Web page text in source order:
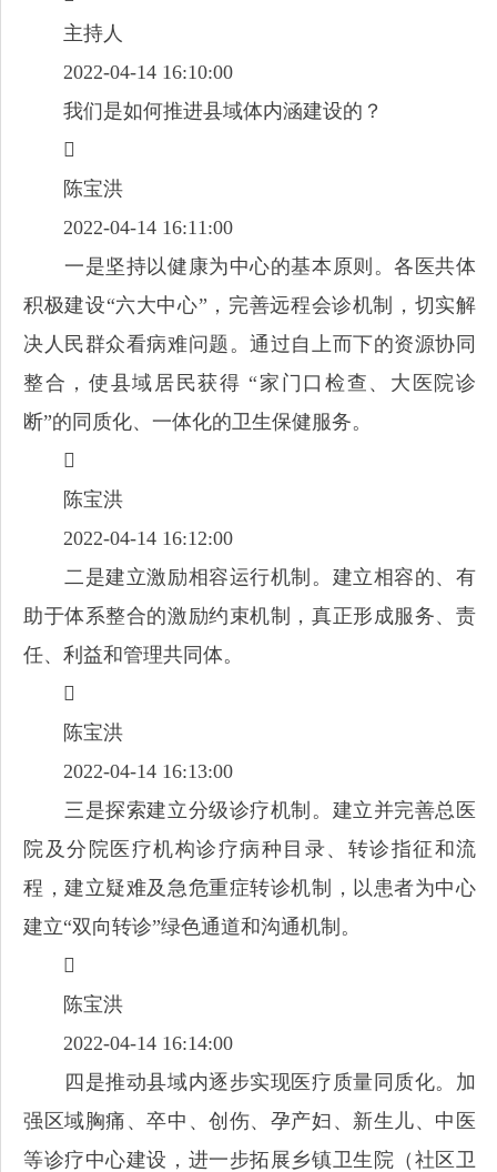
主持人
2022-04-14 16:10:00
我们是如何推进县域体内涵建设的？

陈宝洪
2022-04-14 16:11:00
一是坚持以健康为中心的基本原则。各医共体
积极建设“六大中心”，完善远程会诊机制，切实解
决人民群众看病难问题。通过自上而下的资源协同
整合，使县域居民获得 “家门口检查、大医院诊
断”的同质化、一体化的卫生保健服务。

陈宝洪
2022-04-14 16:12:00
二是建立激励相容运行机制。建立相容的、有
助于体系整合的激励约束机制，真正形成服务、责
任、利益和管理共同体。

陈宝洪
2022-04-14 16:13:00
三是探索建立分级诊疗机制。建立并完善总医
院及分院医疗机构诊疗病种目录、转诊指征和流
程，建立疑难及急危重症转诊机制，以患者为中心
建立“双向转诊”绿色通道和沟通机制。

陈宝洪
2022-04-14 16:14:00
四是推动县域内逐步实现医疗质量同质化。加
强区域胸痛、卒中、创伤、孕产妇、新生儿、中医
等诊疗中心建设，进一步拓展乡镇卫生院（社区卫